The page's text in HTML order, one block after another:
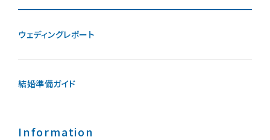
ウェディングレポート
結婚準備ガイド
Information